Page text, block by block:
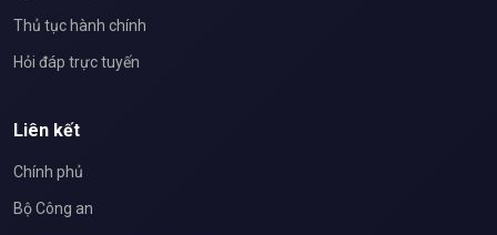
Thủ tục hành chính
Hỏi đáp trực tuyến
Liên kết
Chính phủ
Bộ Công an